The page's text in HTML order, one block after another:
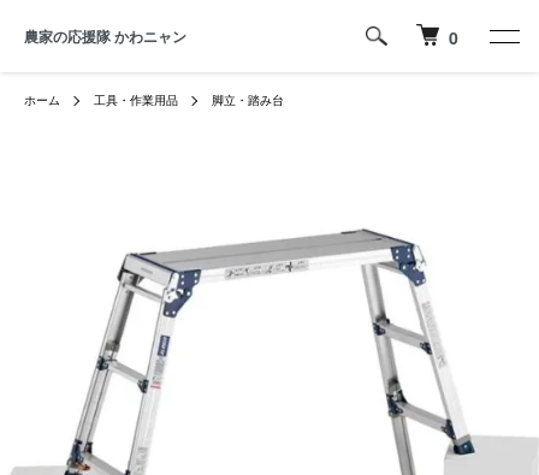
農家の応援隊 かわニャン 0
ホーム 工具・作業用品 脚立・踏み台